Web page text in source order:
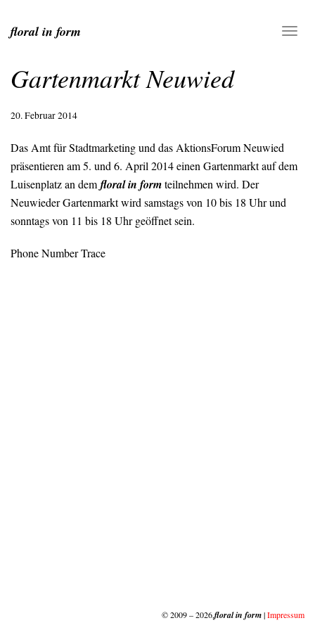
floral in form
Gartenmarkt Neuwied
20. Februar 2014
Das Amt für Stadtmarketing und das AktionsForum Neuwied
präsentieren am 5. und 6. April 2014 einen Gartenmarkt auf dem
Luisenplatz an dem floral in formteilnehmen wird. Der
Neuwieder Gartenmarkt wird samstags von 10 bis 18 Uhr und
sonntags von 11 bis 18 Uhr geöffnet sein.
Phone Number Trace
© 2009 – 2026,floral in form|Impressum